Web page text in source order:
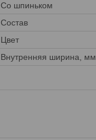
Со шпиньком
Состав
Цвет
Внутренняя ширина, мм